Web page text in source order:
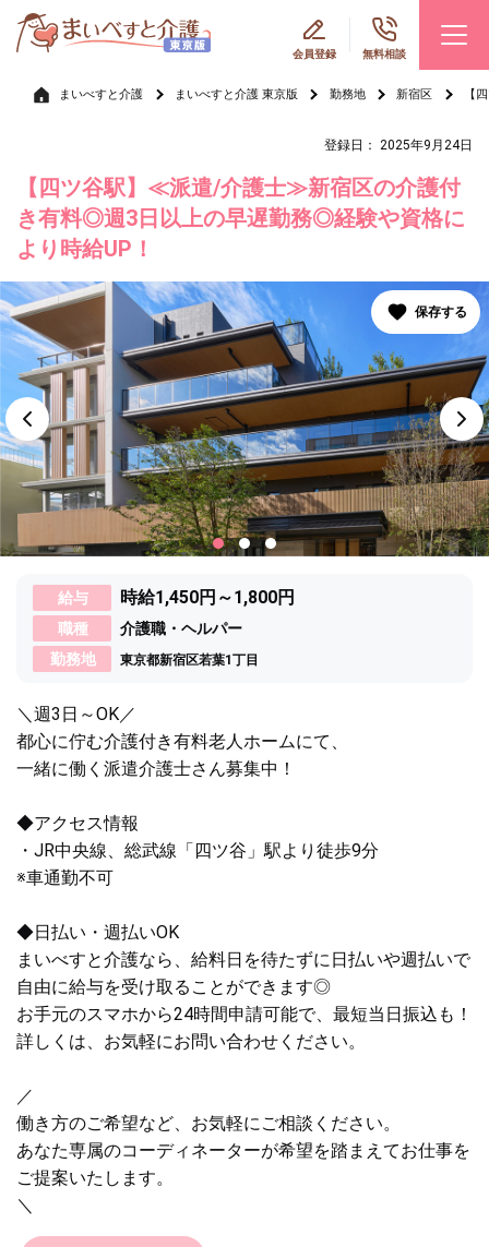
会員登録 無料相談
まいべすと介護 まいべすと介護 東京版 勤務地 新宿区 【
登録日： 2025年9月24日
【四ツ谷駅】≪派遣/介護士≫新宿区の介護付
き有料◎週3日以上の早遅勤務◎経験や資格に
より時給UP！
給与 時給1,450円～1,800円
職種
介護職・ヘルパー
勤務地
東京都新宿区若葉1丁目
＼週3日～OK／
都心に佇む介護付き有料老人ホームにて、
一緒に働く派遣介護士さん募集中！
◆アクセス情報
・JR中央線、総武線「四ツ谷」駅より徒歩9分
※車通勤不可
◆日払い・週払いOK
まいべすと介護なら、給料日を待たずに日払いや週払いで
自由に給与を受け取ることができます◎
お手元のスマホから24時間申請可能で、最短当日振込も！
詳しくは、お気軽にお問い合わせください。
／
働き方のご希望など、お気軽にご相談ください。
あなた専属のコーディネーターが希望を踏まえてお仕事を
ご提案いたします。
＼